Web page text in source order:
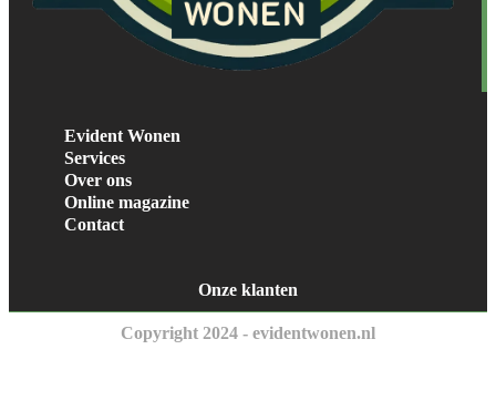
Evident Wonen
Services
Over ons
Online magazine
Contact
Onze klanten
Copyright 2024 - evidentwonen.nl